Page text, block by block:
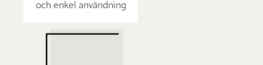
och enkel användning